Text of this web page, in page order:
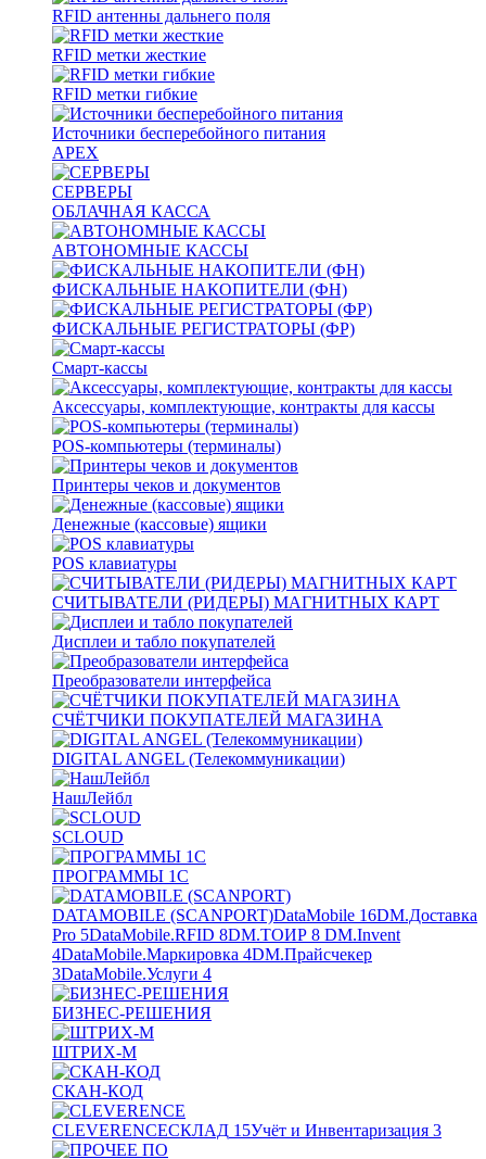
RFID антенны дальнего поля
RFID метки жесткие
RFID метки гибкие
Источники бесперебойного питания
APEX
СЕРВЕРЫ
ОБЛАЧНАЯ КАССА
АВТОНОМНЫЕ КАССЫ
ФИСКАЛЬНЫЕ НАКОПИТЕЛИ (ФН)
ФИСКАЛЬНЫЕ РЕГИСТРАТОРЫ (ФР)
Смарт-кассы
Аксессуары, комплектующие, контракты для кассы
POS-компьютеры (терминалы)
Принтеры чеков и документов
Денежные (кассовые) ящики
POS клавиатуры
СЧИТЫВАТЕЛИ (РИДЕРЫ) МАГНИТНЫХ КАРТ
Дисплеи и табло покупателей
Преобразователи интерфейса
СЧЁТЧИКИ ПОКУПАТЕЛЕЙ МАГАЗИНА
DIGITAL ANGEL (Телекоммуникации)
НашЛейбл
SCLOUD
ПРОГРАММЫ 1С
DATAMOBILE (SCANPORT)DataMobile 16DM.Доставка
Pro 5DataMobile.RFID 8DM.ТОИР 8 DM.Invent
4DataMobile.Маркировка 4DM.Прайсчекер
3DataMobile.Услуги 4
БИЗНЕС-РЕШЕНИЯ
ШТРИХ-М
СКАН-КОД
CLEVERENCEСКЛАД 15Учёт и Инвентаризация 3